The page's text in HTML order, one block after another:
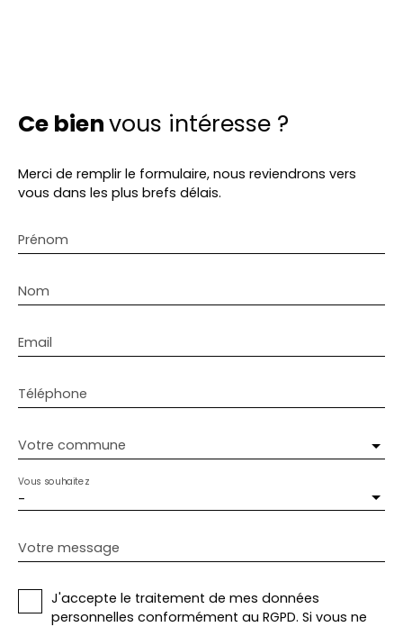
Ce bienvous intéresse ?
Merci de remplir le formulaire, nous reviendrons vers
vous dans les plus brefs délais.
Prénom
Nom
Email
Téléphone
Votre commune
-
Vous souhaitez
Votre message
J'accepte le traitement de mes données
personnelles conformément au RGPD. Si vous ne